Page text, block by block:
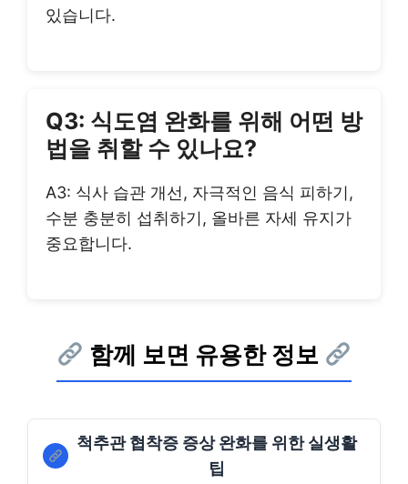
있습니다.
Q3: 식도염 완화를 위해 어떤 방
법을 취할 수 있나요?
A3: 식사 습관 개선, 자극적인 음식 피하기,
수분 충분히 섭취하기, 올바른 자세 유지가
중요합니다.
함께 보면 유용한 정보
척추관 협착증 증상 완화를 위한 실생활
팁